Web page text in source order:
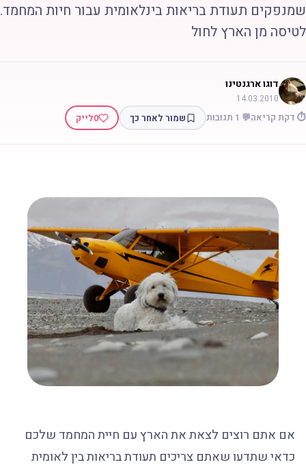
שמנפקים תעודת בריאות בינלאומית עבור חיות המחמד.
לטיסה מן הארץ לחול
דוגו ארגנטינו
14.03.2010
⏱️ דקת קריאה💬 1 תגובות שמור לאחר כך 0לייק
אם אתם רוצים לצאת את הארץ עם חיית המחמד שלכם
כדאי שתדעו שאתם צריכים תעודת בריאות בין לאומית